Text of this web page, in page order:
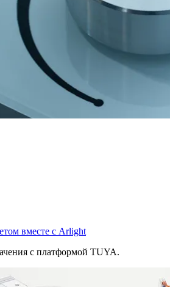
вместе с Arlight
с платформой TUYA.